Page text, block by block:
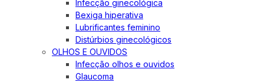
Infecção ginecológica
Bexiga hiperativa
Lubrificantes feminino
Distúrbios ginecológicos
OLHOS E OUVIDOS
Infecção olhos e ouvidos
Glaucoma